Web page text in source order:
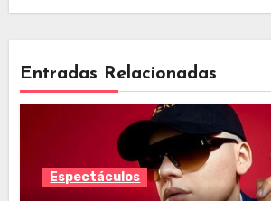
Entradas Relacionadas
Espectáculos